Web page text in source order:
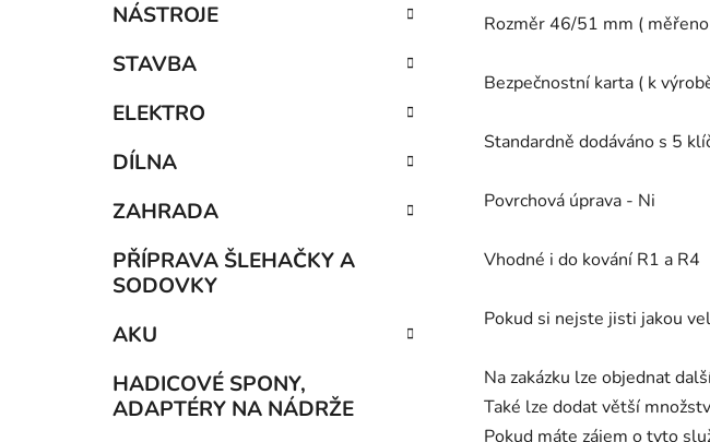
NÁSTROJE
STAVBA
ELEKTRO
DÍLNA
ZAHRADA
PŘÍPRAVA ŠLEHAČKY A
SODOVKY
AKU
HADICOVÉ SPONY,
ADAPTÉRY NA NÁDRŽE
Rozměr 46/51 mm (
Bezpečnostní karta ( k
Standardně dodáváno s 5
Povrchová úprava - Ni
Vhodné i do kování R1 a R4
Pokud si nejste jisti jakou
Na zakázku lze objednat
Také lze dodat větší
Pokud máte zájem o tyto